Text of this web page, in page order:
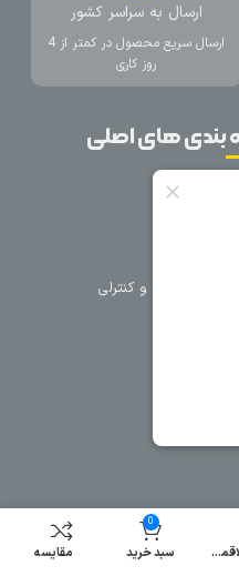
ارسال به سراسر کشور
ارسال سریع محصول در کمتر از 4
روز کاری
بندی های اصلی
حفاظتی و کنترلی
لیست علاقمندی
0
سبد خرید مقایسه